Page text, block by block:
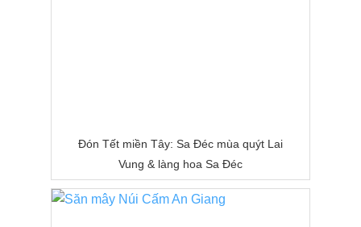
Đón Tết miền Tây: Sa Đéc mùa quýt Lai
Vung & làng hoa Sa Đéc